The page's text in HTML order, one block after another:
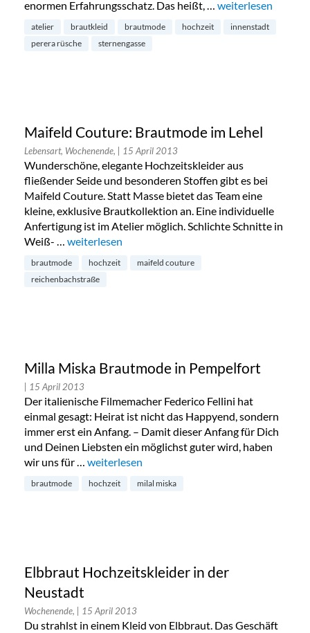
enormen Erfahrungsschatz. Das heißt, … „Perera Rüsche
weiterlesen
atelier brautkleid brautmode hochzeit
innenstadt
perera rüsche
sternengasse
Maifeld Couture: Brautmode im Lehel
Lebensart, Wochenende, | 15 April 2013
Wunderschöne, elegante Hochzeitskleider aus
fließender Seide und besonderen Stoffen gibt es bei
Maifeld Couture. Statt Masse bietet das Team eine
kleine, exklusive Brautkollektion an. Eine individuelle
Anfertigung ist im Atelier möglich. Schlichte Schnitte in
Weiß- … „Maifeld Couture: Brautmode im Lehel“
weiterlesen
brautmode hochzeit
maifeld couture
reichenbachstraße
Milla Miska Brautmode in Pempelfort
| 15 April 2013
Der italienische Filmemacher Federico Fellini hat
einmal gesagt: Heirat ist nicht das Happyend, sondern
immer erst ein Anfang. – Damit dieser Anfang für Dich
und Deinen Liebsten ein möglichst guter wird, haben
wir uns für … „Milla Miska Brautmode in Pempelfort“
weiterlesen
brautmode hochzeit milal miska
Elbbraut Hochzeitskleider in der
Neustadt
Wochenende, | 15 April 2013
Du strahlst in einem Kleid von Elbbraut. Das Geschäft